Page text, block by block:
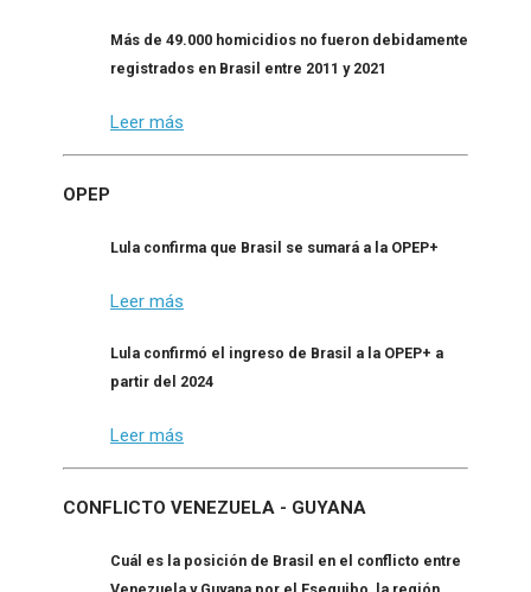
Más de 49.000 homicidios no fueron debidamente
registrados en Brasil entre 2011 y 2021
Leer más
OPEP
Lula confirma que Brasil se sumará a la OPEP+
Leer más
Lula confirmó el ingreso de Brasil a la OPEP+ a
partir del 2024
Leer más
CONFLICTO VENEZUELA - GUYANA
Cuál es la posición de Brasil en el conflicto entre